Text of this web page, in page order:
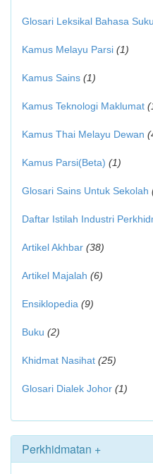
Glosari Leksikal Bahasa
Kamus Melayu Parsi (1)
Kamus Sains (1)
Kamus Teknologi Maklumat
Kamus Thai Melayu Dewan
Kamus Parsi(Beta) (1)
Glosari Sains Untuk Sekolah
Daftar Istilah Industri
Artikel Akhbar (38)
Artikel Majalah (6)
Ensiklopedia (9)
Buku (2)
Khidmat Nasihat (25)
Glosari Dialek Johor (1)
Perkhidmatan +